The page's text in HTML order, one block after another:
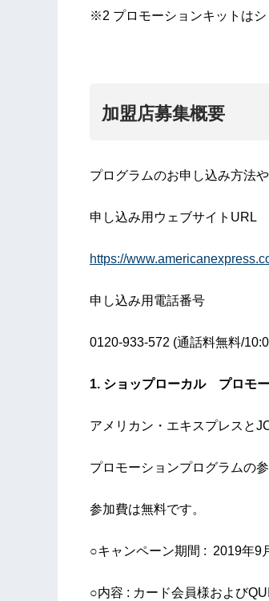
※2 プロモーションキットはシ
加盟店募集概要
プログラムのお申し込み方法
申し込み用ウェブサイトURL
https://
申し込み用電話番号
0120-933-572 (通話料無料/
1. ショップローカル プロモ
アメリカン・エキスプレスと
プロモーションプログラムの
参加費は無料です。
○キャンペーン期間 : 2019年9
○内容 : カード会員様および